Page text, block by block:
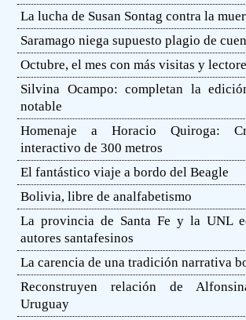
La lucha de Susan Sontag contra la
Saramago niega supuesto plagio de
Octubre, el mes con más visitas y
Silvina Ocampo: completan la
notable
Homenaje a Horacio Quiroga:
interactivo de 300 metros
El fantástico viaje a bordo del Beagle
Bolivia, libre de analfabetismo
La provincia de Santa Fe y la UNL
autores santafesinos
La carencia de una tradición narrativa
Reconstruyen relación de
Uruguay